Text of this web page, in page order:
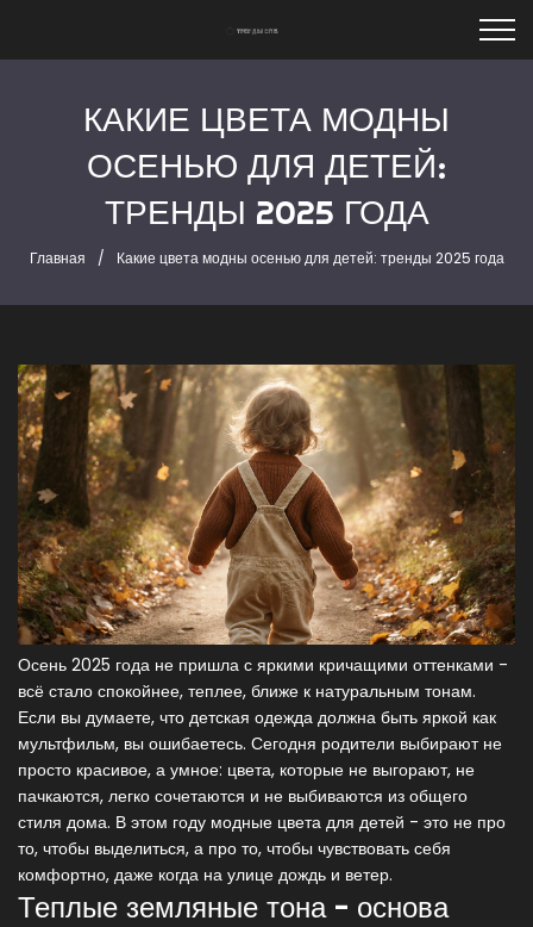
КАКИЕ ЦВЕТА МОДНЫ
ОСЕНЬЮ ДЛЯ ДЕТЕЙ:
ТРЕНДЫ 2025 ГОДА
Главная Какие цвета модны осенью для детей: тренды 2025 года
Осень 2025 года не пришла с яркими кричащими оттенками -
всё стало спокойнее, теплее, ближе к натуральным тонам.
Если вы думаете, что детская одежда должна быть яркой как
мультфильм, вы ошибаетесь. Сегодня родители выбирают не
просто красивое, а умное: цвета, которые не выгорают, не
пачкаются, легко сочетаются и не выбиваются из общего
стиля дома. В этом году модные цвета для детей - это не про
то, чтобы выделиться, а про то, чтобы чувствовать себя
комфортно, даже когда на улице дождь и ветер.
Теплые земляные тона - основа